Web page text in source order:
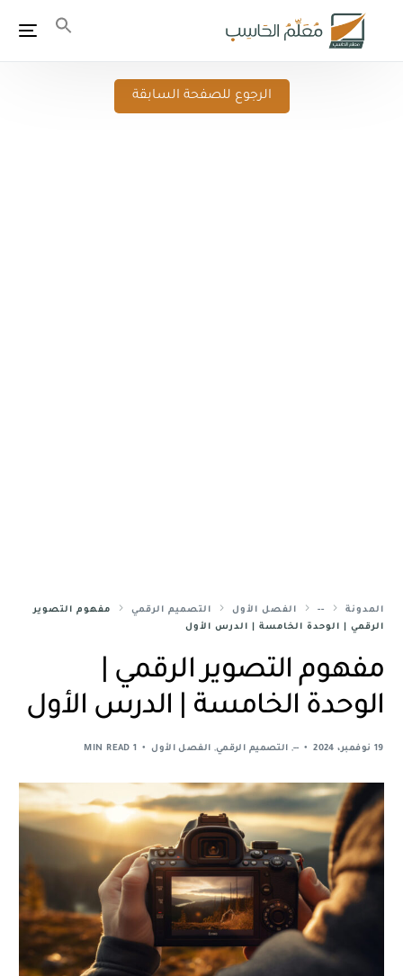
الرجوع للصفحة السابقة
المدونة -- الفصل الأول التصميم الرقمي
مفهوم التصوير
الرقمي | الوحدة الخامسة | الدرس الأول
مفهوم التصوير الرقمي |
الوحدة الخامسة | الدرس الأول
19 نوفمبر، 2024 --
, التصميم الرقمي, الفصل الأول 1 MIN READ